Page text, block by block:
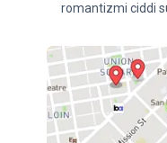
romantizmi ciddi